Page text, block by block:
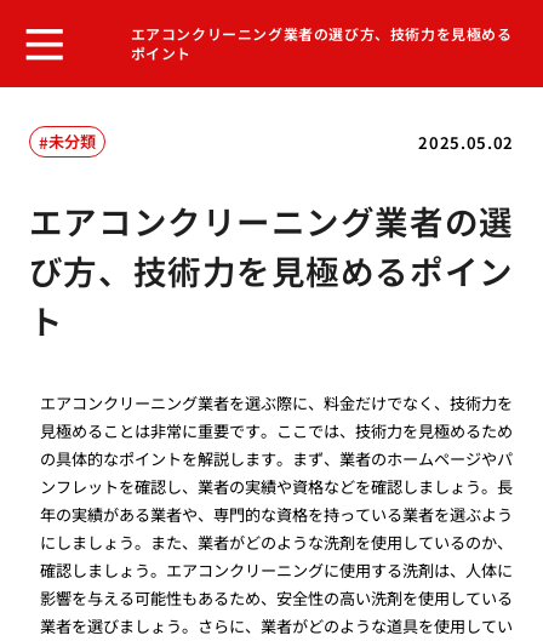
エアコンクリーニング業者の選び方、技術力を見極める
ポイント
2025.05.02
未分類
エアコンクリーニング業者の選
び方、技術力を見極めるポイン
ト
エアコンクリーニング業者を選ぶ際に、料金だけでなく、技術力を
見極めることは非常に重要です。ここでは、技術力を見極めるため
の具体的なポイントを解説します。まず、業者のホームページやパ
ンフレットを確認し、業者の実績や資格などを確認しましょう。長
年の実績がある業者や、専門的な資格を持っている業者を選ぶよう
にしましょう。また、業者がどのような洗剤を使用しているのか、
確認しましょう。エアコンクリーニングに使用する洗剤は、人体に
影響を与える可能性もあるため、安全性の高い洗剤を使用している
業者を選びましょう。さらに、業者がどのような道具を使用してい